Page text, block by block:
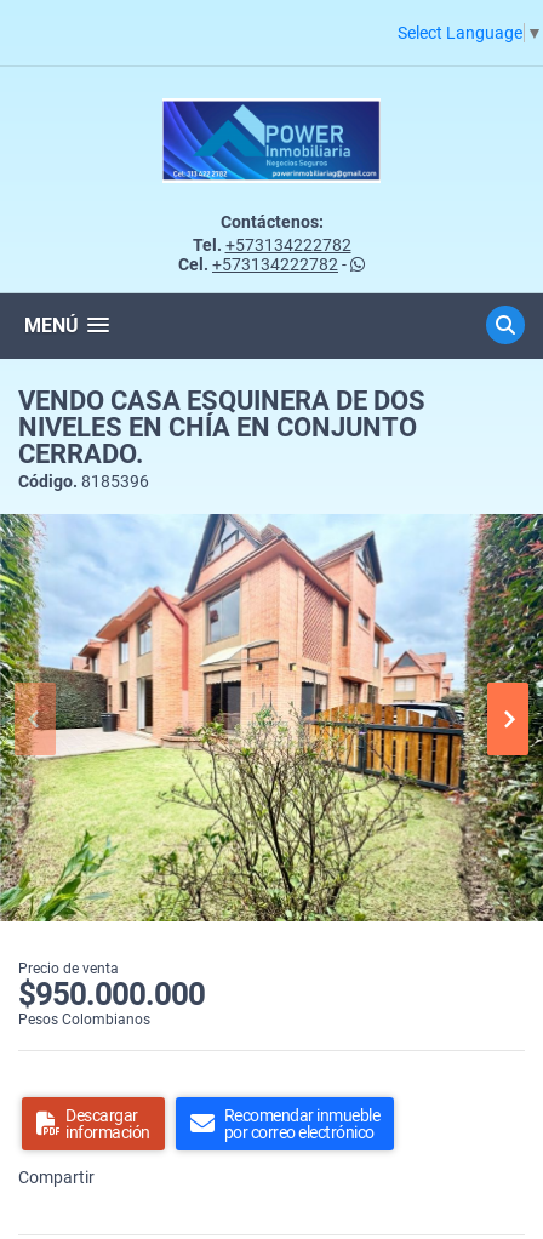
Select Language ▼
Contáctenos:
Tel. +573134222782
Cel. +573134222782 -
MENÚ
VENDO CASA ESQUINERA DE DOS
NIVELES EN CHÍA EN CONJUNTO
CERRADO.
Código. 8185396
Precio de venta
$950.000.000
Pesos Colombianos
Descargar
información
Recomendar inmueble
por correo electrónico
Compartir